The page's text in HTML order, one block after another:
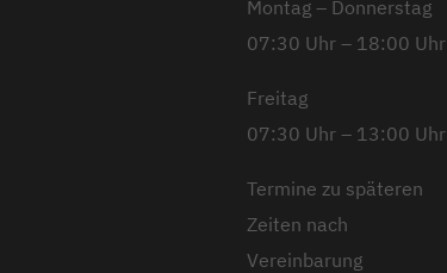
Montag – Donnerstag
07:30 Uhr – 18:00 Uhr
Freitag
07:30 Uhr – 13:00 Uhr
Termine zu späteren
Zeiten nach
Vereinbarung